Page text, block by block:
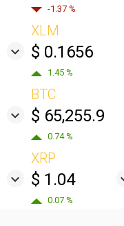
-1.37 %
XLM
$ 0.1656
1.45 %
BTC
$ 65,255.9
0.74 %
XRP
$ 1.04
0.07 %